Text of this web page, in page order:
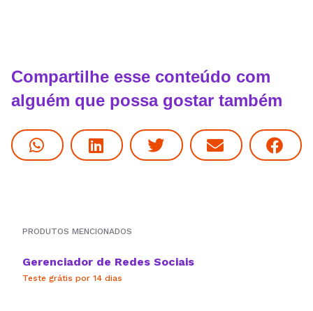
Compartilhe esse conteúdo com
alguém que possa gostar também
PRODUTOS MENCIONADOS
Gerenciador de Redes Sociais
Teste grátis por 14 dias